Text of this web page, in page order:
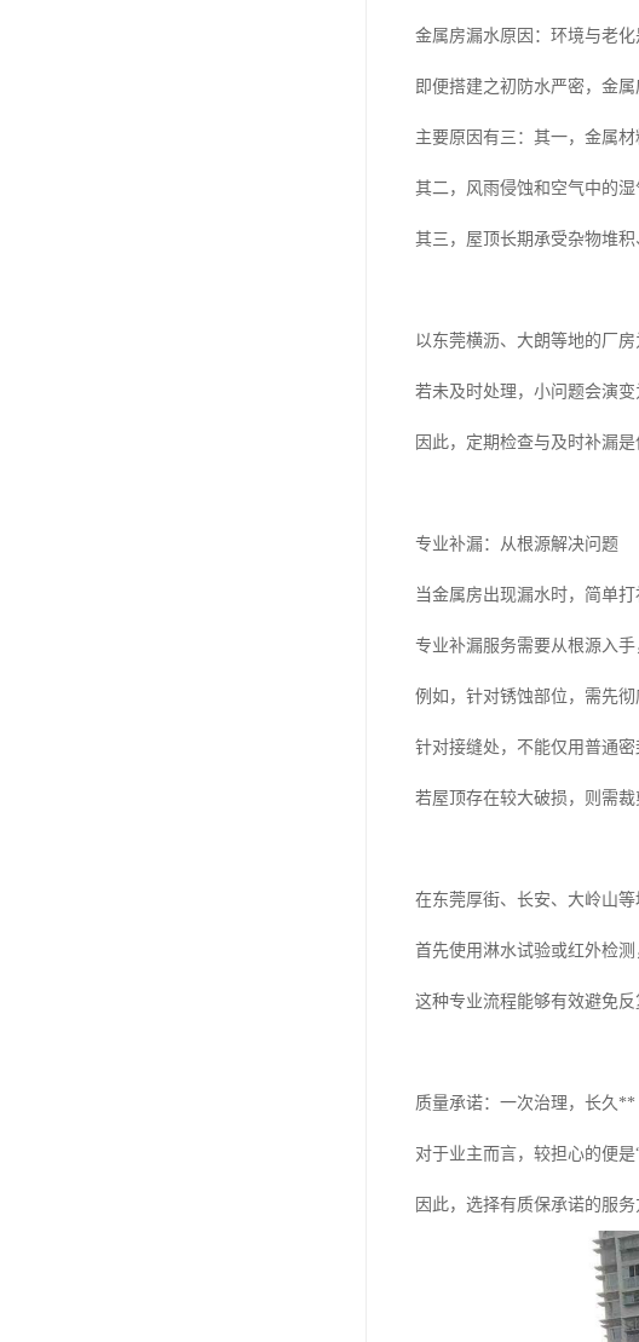
金属房漏水原因：环境与老化
即便搭建之初防水严密，金
主要原因有三：其一，金属
其二，风雨侵蚀和空气中的
其三，屋顶长期承受杂物堆
以东莞横沥、大朗等地的厂
若未及时处理，小问题会演
因此，定期检查与及时补漏
专业补漏：从根源解决问题
当金属房出现漏水时，简单
专业补漏服务需要从根源入手
例如，针对锈蚀部位，需先
针对接缝处，不能仅用普通
若屋顶存在较大破损，则需
在东莞厚街、长安、大岭山
首先使用淋水试验或红外检
这种专业流程能够有效避免反
质量承诺：一次治理，长久**
对于业主而言，较担心的便是
因此，选择有质保承诺的服务